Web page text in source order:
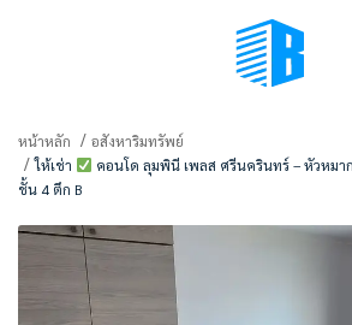
(เลือกมุมมอง)
หน้าหลัก
อสังหาริมทรัพย์
ให้เช่า
คอนโด ลุมพินี เพลส ศรีนครินทร์ – หัวหมา
ชั้น 4 ตึก B